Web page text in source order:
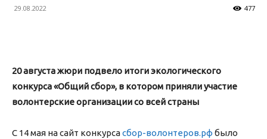
29.08.2022 477
20 августа жюри подвело итоги экологического
конкурса «Общий сбор», в котором приняли участие
волонтерские организации со всей страны
С 14 мая на сайт конкурсасбор-волонтеров.рф было